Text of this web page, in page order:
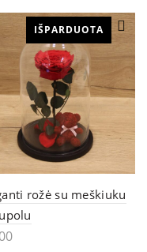
IŠPARDUOTA
rožė su meškiuku